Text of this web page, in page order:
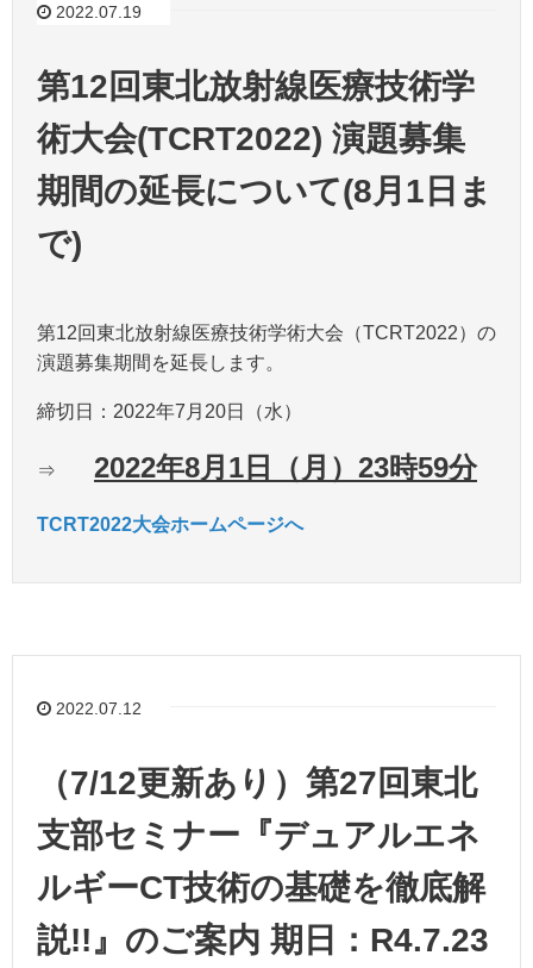
2022.07.19
第12回東北放射線医療技術学
術大会(TCRT2022) 演題募集
期間の延長について(8月1日ま
で)
第12回東北放射線医療技術学術大会（TCRT2022）の
演題募集期間を延長します。
締切日：2022年7月20日（水）
⇒ 2022年8月1日（月）23時59分
TCRT2022大会ホームページへ
2022.07.12
（7/12更新あり）第27回東北
支部セミナー『デュアルエネ
ルギーCT技術の基礎を徹底解
説!!』のご案内 期日：R4.7.23